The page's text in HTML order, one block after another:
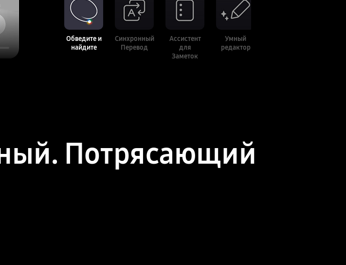
Обведите и
найдите
Синхронный
Перевод
Ассистент
для
Заметок
Умный
редактор
Потрясающий